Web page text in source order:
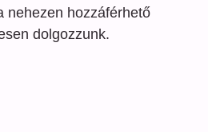
nehezen hozzáférhető
dolgozzunk.